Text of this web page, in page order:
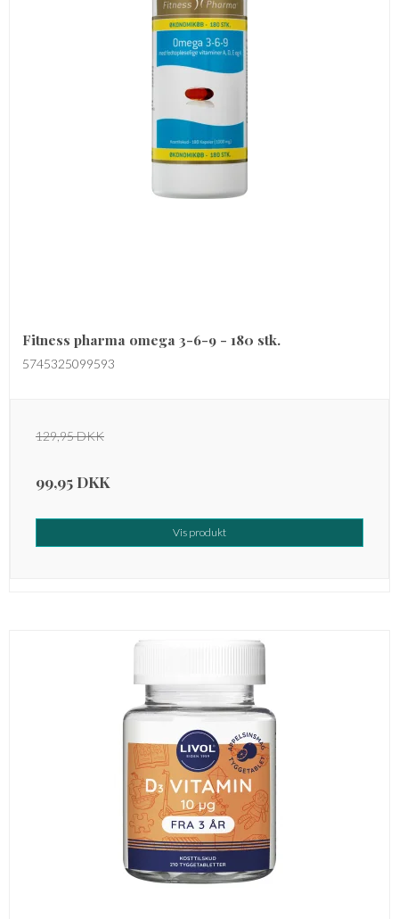
Fitness pharma omega 3-6-9 - 180 stk.
5745325099593
129,95 DKK
99,95 DKK
Vis produkt